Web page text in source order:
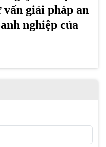
giải pháp an
nghiệp của